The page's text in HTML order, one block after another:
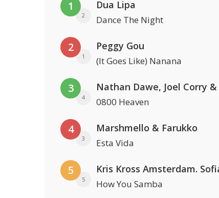
1
2
Dua Lipa
Dance The Night
2
1
Peggy Gou
(It Goes Like) Nanana
3
4 0800 Heaven
4
3
Marshmello & Farukko
Esta Vida
5
5 How You Samba